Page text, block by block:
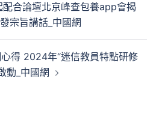
合論壇北京峰查包養app會揭
宗旨講話_中國網
得 2024年“迷信教員特點研修
動_中國網